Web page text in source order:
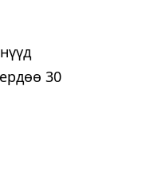
30